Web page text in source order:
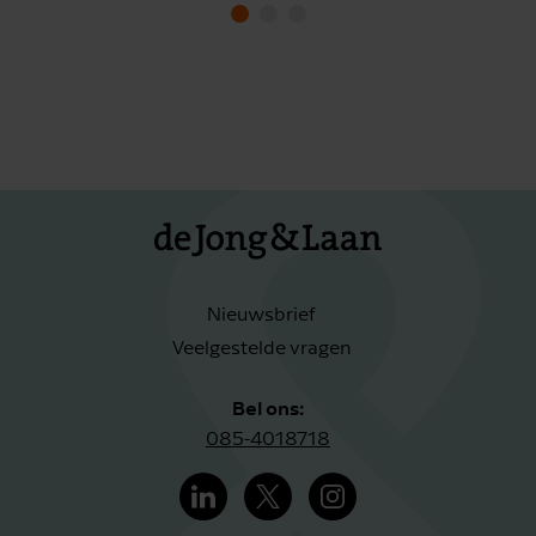
Nieuwsbrief
Veelgestelde vragen
Bel ons:
085-4018718